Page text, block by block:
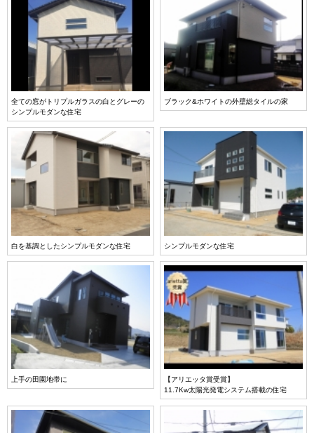
全ての窓がトリプルガラスの白とグレーの
シンプルモダンな住宅
ブラック&ホワイトの外壁総タイルの家
白を基調としたシンプルモダンな住宅 シンプルモダンな住宅
上手の田園地帯に
【アリエッタ賞受賞】
11.7Kw太陽光発電システム搭載の住宅